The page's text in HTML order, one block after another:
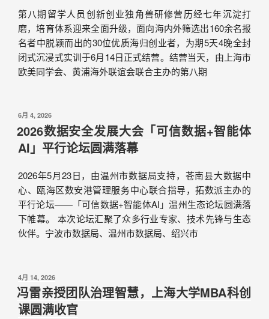
第八期留学人员创新创业独角兽研修营历经七年沉淀打
磨，培育体系迎来全面升级，面向海内外筛选出160余名报
名者中脱颖而出的30位优质海归创业者，为期5天4晚全封
闭式沉浸式实训于6月14日正式结营。结营当天，由上海市
欧美同学会、黄浦海外联谊会联合主办的第八期
6月 4, 2026
2026数据安全发展大会「可信数据+智能体
AI」平行论坛圆满落幕
2026年5月23日，由温州市数据局支持，苍南县大数据中
心、瓯海区数安港管理服务中心联合指导，拓数派主办的
平行论坛——「可信数据+智能体AI」温州生态论坛圆满落
下帷幕。 本次论坛汇聚了众多行业专家、技术先锋与生态
伙伴。宁波市数据局、温州市数据局、绍兴市
4月 14, 2026
冯雷亲授团队治理智慧，上海大学MBA科创
课圆满收官